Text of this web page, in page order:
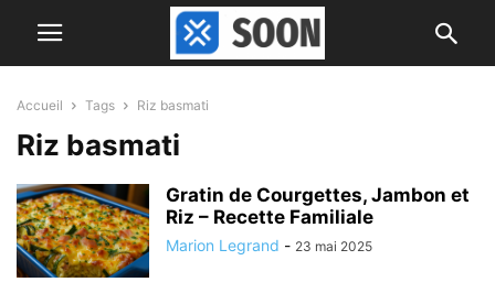
Accueil Tags Riz basmati
Riz basmati
Gratin de Courgettes, Jambon et
Riz – Recette Familiale
Marion Legrand - 23 mai 2025